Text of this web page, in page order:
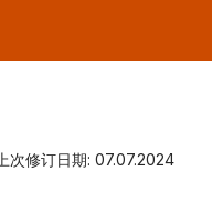
上次修订日期: 07.07.2024